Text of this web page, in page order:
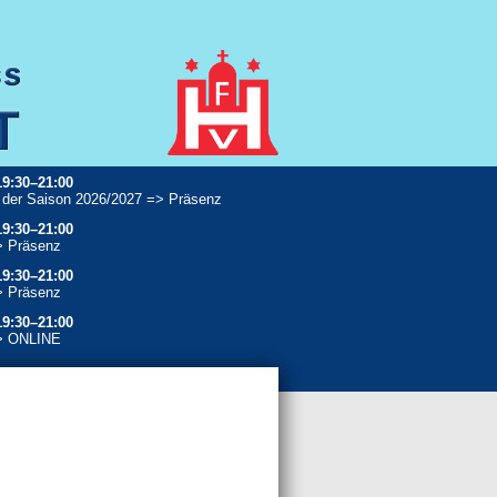
Saison 2026/2027 => Präsenz
Präsenz
Präsenz
ONLINE